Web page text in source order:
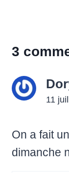
3
11
On a fait
dimanche